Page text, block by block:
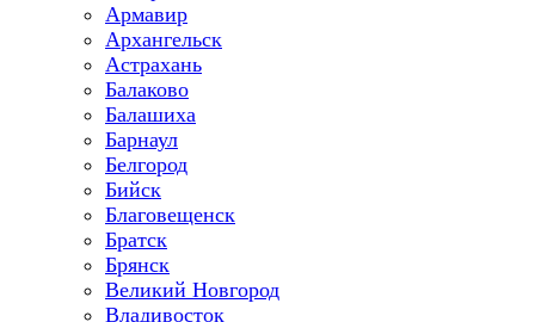
Армавир
Архангельск
Астрахань
Балаково
Балашиха
Барнаул
Белгород
Бийск
Благовещенск
Братск
Брянск
Великий Новгород
Владивосток